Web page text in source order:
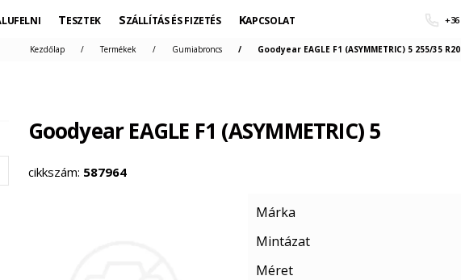
ALUFELNI TESZTEK SZÁLLÍTÁS ÉS FIZETÉS KAPCSOLAT +36
Kezdőlap Termékek Gumiabroncs Goodyear EAGLE F1 (ASYMMETRIC) 5 255/35
Goodyear EAGLE F1 (ASYMMETRIC) 5
cikkszám: 587964
Márka
Mintázat
Méret